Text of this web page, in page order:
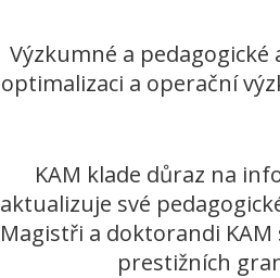
Výzkumné a
optimalizaci a operační
KAM klade důraz na
aktualizuje své
Magistři a doktorandi
prestižních